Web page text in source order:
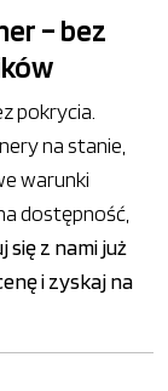
– bez
pokrycia.
na stanie,
warunki
dostępność,
z nami już
i zyskaj na